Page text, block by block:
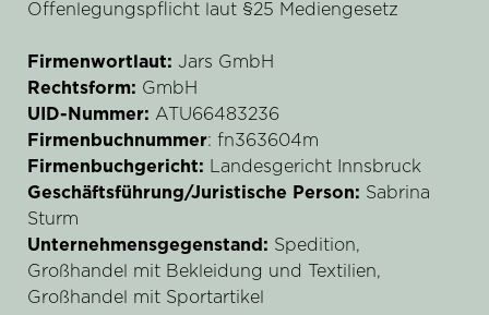
Offenlegungspflicht laut §25 Mediengesetz
Firmenwortlaut: Jars GmbH
Rechtsform: GmbH
UID-Nummer: ATU66483236
Firmenbuchnummer: fn363604m
Firmenbuchgericht: Landesgericht Innsbruck
Geschäftsführung/Juristische Person: Sabrina
Sturm
Unternehmensgegenstand: Spedition,
Großhandel mit Bekleidung und Textilien,
Großhandel mit Sportartikel